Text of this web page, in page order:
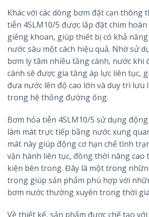
Khác với các dòng bơm đặt cạn thông
tiễn 4SLM10/5 được lắp đặt chìm
giếng khoan, giúp thiết bị có khả
nước sâu một cách hiệu quả. Nhờ sử
bơm ly tâm nhiều tầng cánh, nước khi
cánh sẽ được gia tăng áp lực liên tục,
đưa nước lên độ cao lớn và duy trì lưu
trong hệ thống đường ống.
Bơm hỏa tiễn 4SLM10/5 sử dụng
làm mát trực tiếp bằng nước xung
mát này giúp động cơ hạn chế tình
vận hành liên tục, đồng thời nâng cao
kiện bên trong. Đây là một trong
trọng giúp sản phẩm phù hợp với
bơm nước thường xuyên trong thời
Về thiết kế, sản phẩm được chế tạo